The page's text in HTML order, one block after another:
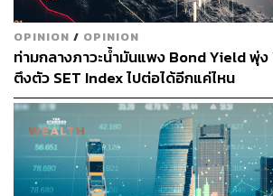
สกุลชัย เก่งอนันตาน
STANDARD WEALTH
OPINION / OPINION
ท่ามกลางภาวะน้ำมันแพง Bond Yield พุ่
ตึงตัว SET Index ไปต่อได้อีกแค่ไหน